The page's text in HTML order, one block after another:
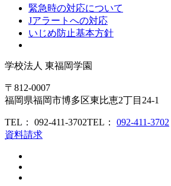
緊急時の対応について
Jアラートへの対応
いじめ防止基本方針
学校法人 東福岡学園
〒812-0007
福岡県福岡市博多区東比恵2丁目24-1
TEL： 092-411-3702TEL： 092-411-3702
資料請求